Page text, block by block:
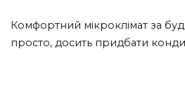
Комфортний мікроклімат за
просто, досить придбати